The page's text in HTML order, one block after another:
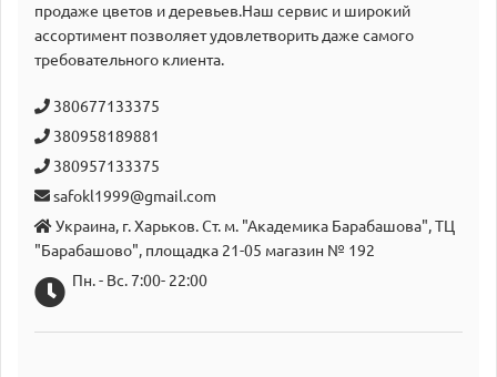
продаже цветов и деревьев.Наш сервис и широкий
аcсортимент позволяет удовлетворить даже самого
требовательного клиента.
380677133375
380958189881
380957133375
safokl1999@gmail.com
Украина, г. Харьков. Ст. м. "Академика Барабашова", ТЦ
"Барабашово", площадка 21-05 магазин № 192
Пн. - Вс. 7:00- 22:00